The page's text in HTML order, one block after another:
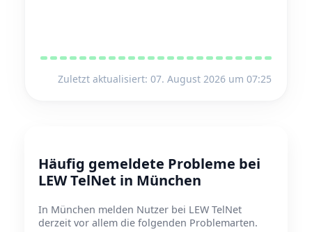
Zuletzt aktualisiert: 07. August 2026 um 07:25
Häufig gemeldete Probleme bei
LEW TelNet in München
In München melden Nutzer bei LEW TelNet
derzeit vor allem die folgenden Problemarten.